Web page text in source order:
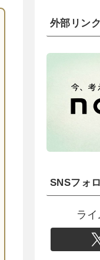
外部リンク
SNSフォ
ラ